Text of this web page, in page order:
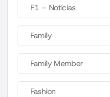
F1 – Noticias
Family
Family Member
Fashion